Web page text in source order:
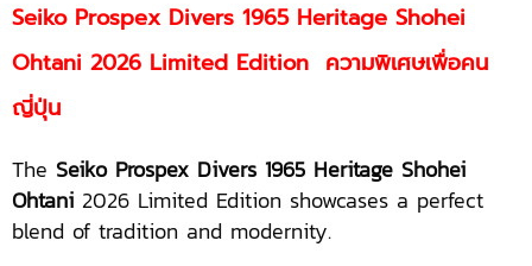
Seiko Prospex Divers 1965 Heritage Shohei
Ohtani 2026 Limited Edition ความพิเศษเพื่อคน
ญี่ปุ่น
The Seiko Prospex Divers 1965 Heritage Shohei
Ohtani 2026 Limited Edition showcases a perfect
blend of tradition and modernity.